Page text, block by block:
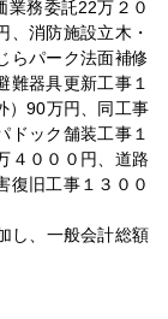
業務委託22万２０
、消防施設立木・
らパーク法面補修
難器具更新工事１
）90万円、同工事
ドック舗装工事１
４０００円、道路
復旧工事１３００
し、一般会計総額